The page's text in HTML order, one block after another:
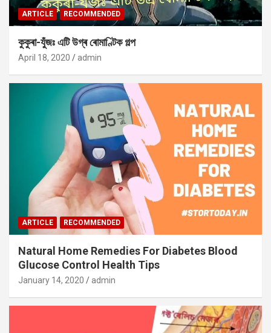
ARTICLE RECOMMENDED
কুকুৰা-যুঁজঃ এটি উগ্ৰ ৰোমাণ্টিক গল্প
April 18, 2020 admin
ARTICLE RECOMMENDED
Natural Home Remedies For Diabetes Blood
Glucose Control Health Tips
January 14, 2020 admin